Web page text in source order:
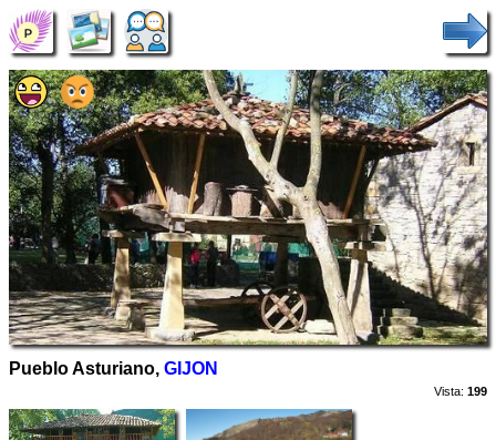
Pueblo Asturiano, GIJON
Vista: 199